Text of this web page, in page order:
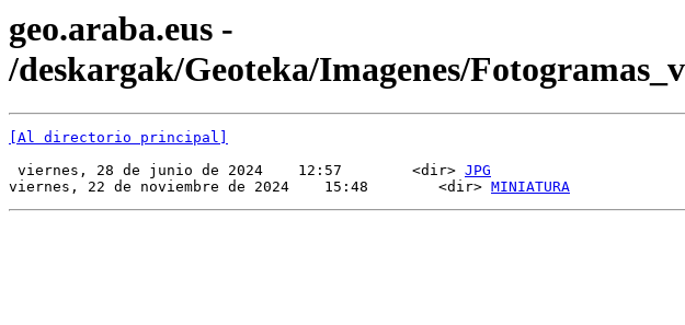
geo.araba.eus -
/deskargak/Geoteka/Imagenes/
[Al directorio principal]
viernes, 28 de junio de 2024    12:57        <dir> JPG
viernes, 22 de noviembre de 2024    15:48        <dir> MINIATURA